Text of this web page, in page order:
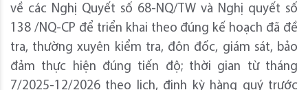
về các Nghị Quyết số 68-NQ/TW và Nghị quyết số
138 /NQ-CP để triển khai theo đúng kế hoạch đã đề
tra, thường xuyên kiểm tra, đôn đốc, giám sát, bảo
đảm thực hiện đúng tiến độ; thời gian từ tháng
7/2025-12/2026 theo lịch, định kỳ hàng quý trước